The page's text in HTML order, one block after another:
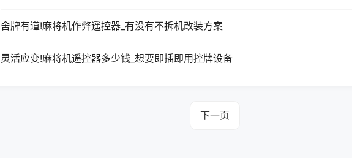
舍牌有道!麻将机作弊遥控器_有没有不拆机改装方案
灵活应变!麻将机遥控器多少钱_想要即插即用控牌设备
下一页